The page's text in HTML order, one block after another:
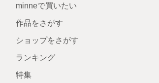
minneで買いたい
作品をさがす
ショップをさがす
ランキング
特集